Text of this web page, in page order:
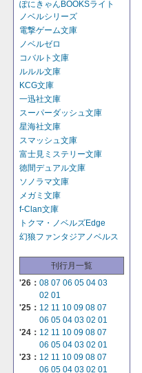
ぽにきゃんBOOKSライト
ノベルシリーズ
電撃ゲーム文庫
ノベルゼロ
コバルト文庫
ルルル文庫
KCG文庫
一迅社文庫
スーパーダッシュ文庫
星海社文庫
スマッシュ文庫
富士見ミステリー文庫
徳間デュアル文庫
ソノラマ文庫
メガミ文庫
f-Clan文庫
トクマ・ノベルズEdge
幻狼ファンタジアノベルス
刊行月一覧
'26： 08 07 06 05 04 03
02 01
'25： 12 11 10 09 08 07
06 05 04 03 02 01
'24： 12 11 10 09 08 07
06 05 04 03 02 01
'23： 12 11 10 09 08 07
06 05 04 03 02 01